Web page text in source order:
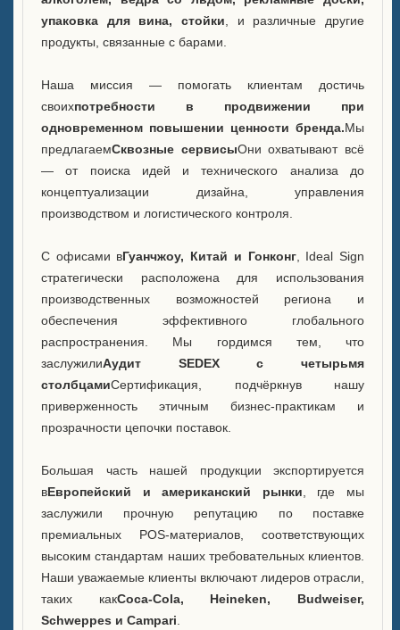
Новости
упаковка для вина, стойки , и различные другие
продукты, связанные с барами.
Наша миссия — помогать клиентам достичь
своихпотребности в продвижении при
одновременном повышении ценности бренда.Мы
предлагаемСквозные сервисыОни охватывают всё
— от поиска идей и технического анализа до
концептуализации дизайна, управления
производством и логистического контроля.
С офисами вГуанчжоу, Китай и Гонконг, Ideal Sign
стратегически расположена для использования
производственных возможностей региона и
обеспечения эффективного глобального
распространения. Мы гордимся тем, что
заслужилиАудит SEDEX с четырьмя
столбцамиСертификация, подчёркнув нашу
приверженность этичным бизнес-практикам и
прозрачности цепочки поставок.
Большая часть нашей продукции экспортируется
вЕвропейский и американский рынки , где мы
заслужили прочную репутацию по поставке
премиальных POS-материалов, соответствующих
высоким стандартам наших требовательных клиентов.
Наши уважаемые клиенты включают лидеров отрасли,
таких какCoca-Cola, Heineken, Budweiser,
Schweppes и Campari